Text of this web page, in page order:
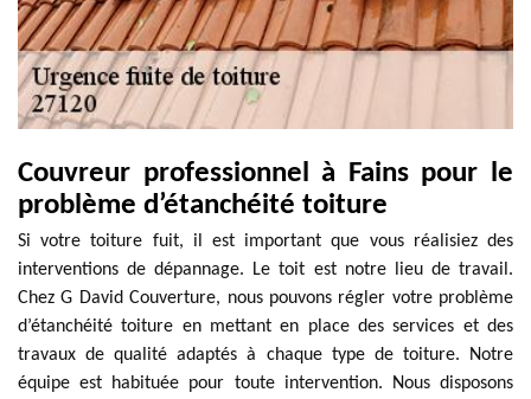
Couvreur professionnel à Fains pour le
problème d’étanchéité toiture
Si votre toiture fuit, il est important que vous réalisiez des
interventions de dépannage. Le toit est notre lieu de travail.
Chez G David Couverture, nous pouvons régler votre problème
d’étanchéité toiture en mettant en place des services et des
travaux de qualité adaptés à chaque type de toiture. Notre
équipe est habituée pour toute intervention. Nous disposons